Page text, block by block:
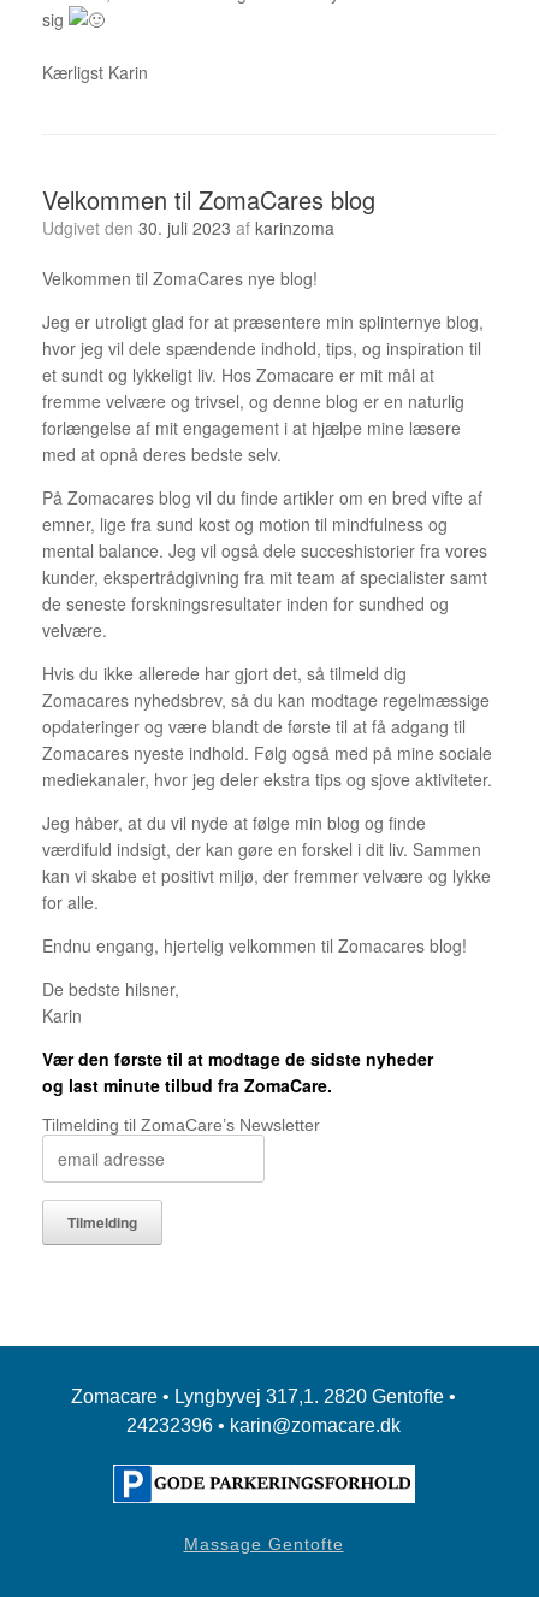
sig
Kærligst Karin
Velkommen til ZomaCares blog
Udgivet den 30. juli 2023 af karinzoma
Velkommen til ZomaCares nye blog!
Jeg er utroligt glad for at præsentere min splinternye blog,
hvor jeg vil dele spændende indhold, tips, og inspiration til
et sundt og lykkeligt liv. Hos Zomacare er mit mål at
fremme velvære og trivsel, og denne blog er en naturlig
forlængelse af mit engagement i at hjælpe mine læsere
med at opnå deres bedste selv.
På Zomacares blog vil du finde artikler om en bred vifte af
emner, lige fra sund kost og motion til mindfulness og
mental balance. Jeg vil også dele succeshistorier fra vores
kunder, ekspertrådgivning fra mit team af specialister samt
de seneste forskningsresultater inden for sundhed og
velvære.
Hvis du ikke allerede har gjort det, så tilmeld dig
Zomacares nyhedsbrev, så du kan modtage regelmæssige
opdateringer og være blandt de første til at få adgang til
Zomacares nyeste indhold. Følg også med på mine sociale
mediekanaler, hvor jeg deler ekstra tips og sjove aktiviteter.
Jeg håber, at du vil nyde at følge min blog og finde
værdifuld indsigt, der kan gøre en forskel i dit liv. Sammen
kan vi skabe et positivt miljø, der fremmer velvære og lykke
for alle.
Endnu engang, hjertelig velkommen til Zomacares blog!
De bedste hilsner,
Karin
Vær den første til at modtage de sidste nyheder
og last minute tilbud fra ZomaCare.
Tilmelding til ZomaCare’s Newsletter
Zomacare • Lyngbyvej 317,1. 2820 Gentofte •
24232396 • karin@zomacare.dk
Massage Gentofte